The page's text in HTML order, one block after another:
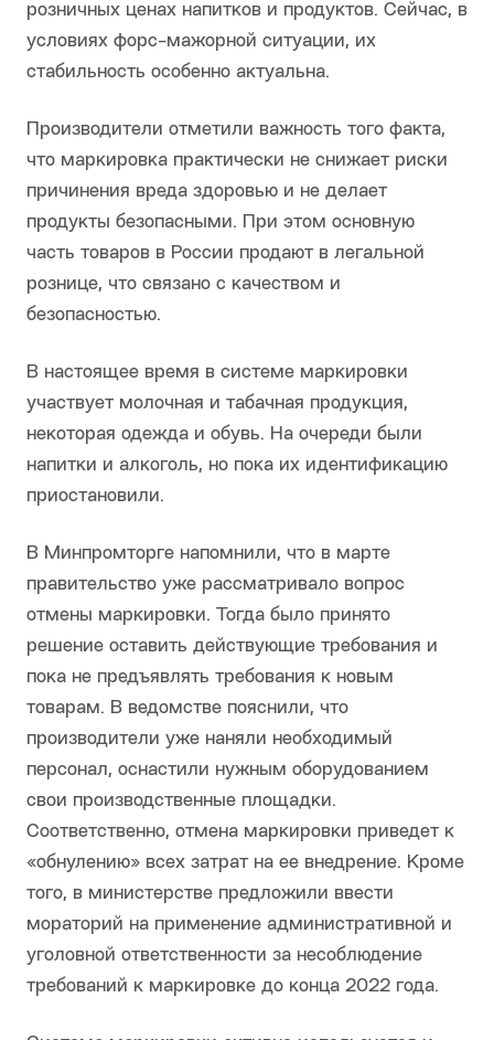
розничных ценах напитков и продуктов. Сейчас, в
условиях форс-мажорной ситуации, их
стабильность особенно актуальна.
Производители отметили важность того факта,
что маркировка практически не снижает риски
причинения вреда здоровью и не делает
продукты безопасными. При этом основную
часть товаров в России продают в легальной
рознице, что связано с качеством и
безопасностью.
В настоящее время в системе маркировки
участвует молочная и табачная продукция,
некоторая одежда и обувь. На очереди были
напитки и алкоголь, но пока их идентификацию
приостановили.
В Минпромторге напомнили, что в марте
правительство уже рассматривало вопрос
отмены маркировки. Тогда было принято
решение оставить действующие требования и
пока не предъявлять требования к новым
товарам. В ведомстве пояснили, что
производители уже наняли необходимый
персонал, оснастили нужным оборудованием
свои производственные площадки.
Соответственно, отмена маркировки приведет к
«обнулению» всех затрат на ее внедрение. Кроме
того, в министерстве предложили ввести
мораторий на применение административной и
уголовной ответственности за несоблюдение
требований к маркировке до конца 2022 года.